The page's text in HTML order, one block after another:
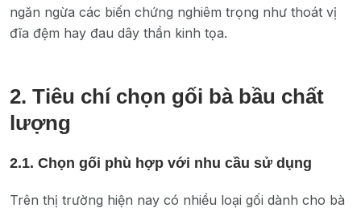
ngăn ngừa các biến chứng nghiêm trọng như thoát vị
đĩa đệm hay đau dây thần kinh tọa.
2. Tiêu chí chọn gối bà bầu chất
lượng
2.1. Chọn gối phù hợp với nhu cầu sử dụng
Trên thị trường hiện nay có nhiều loại gối dành cho bà